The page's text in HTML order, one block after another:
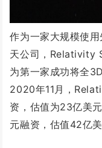
作为一家大规模使
天公司，Relativity
为第一家成功将全
2020年11月，
资，估值为23亿美
元融资，估值42亿